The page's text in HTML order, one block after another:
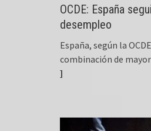
OCDE: España
desempleo
España, según la
combinación de
]